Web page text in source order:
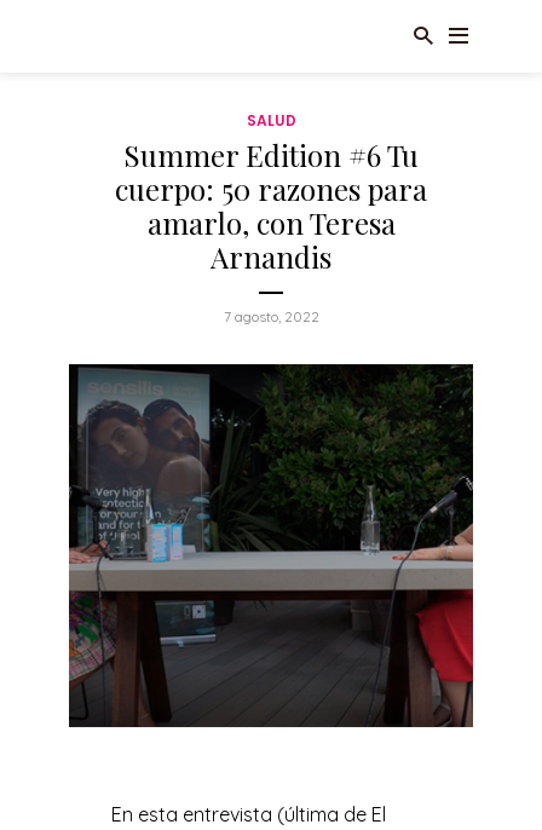
SALUD
Summer Edition #6 Tu
cuerpo: 50 razones para
amarlo, con Teresa
Arnandis
7 agosto, 2022
En esta entrevista (última de El